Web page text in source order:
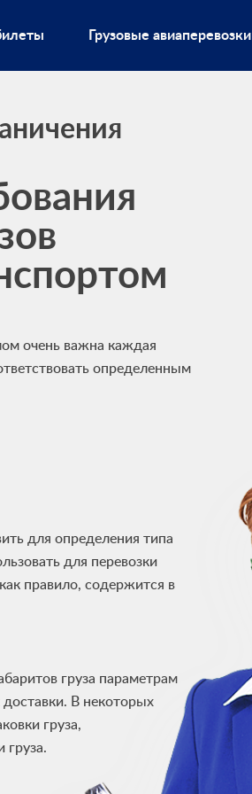
Грузовые авиаперевозки
очень важна каждая
определенным
для определения типа
для перевозки
правило, содержится в
груза параметрам
доставки. В некоторых
груза,
груза.